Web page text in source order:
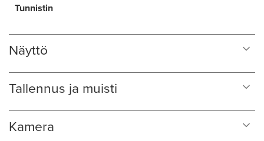
Tunnistin
Näyttö
Tallennus ja muisti
Kamera